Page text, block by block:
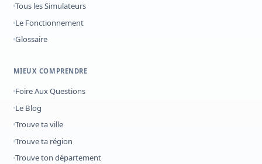
Tous les Simulateurs
Le Fonctionnement
Glossaire
MIEUX COMPRENDRE
Foire Aux Questions
Le Blog
Trouve ta ville
Trouve ta région
Trouve ton département